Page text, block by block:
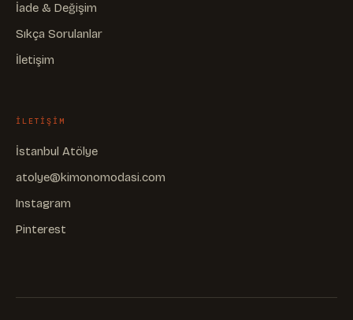
İade & Değişim
Sıkça Sorulanlar
İletişim
ILETIŞIM
İstanbul Atölye
atolye@kimonomodasi.com
Instagram
Pinterest